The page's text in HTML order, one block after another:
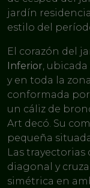
jardín
estilo del
El corazón del
Inferior,
y en toda la
conformada
un cáliz de
Art decó. Su
pequeña
Las
diagonal y
simétrica en